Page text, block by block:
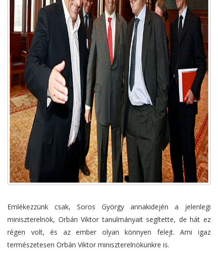
Emlékezzünk csak, Soros György annakidején a jelenlegi
miniszterelnök, Orbán Viktor tanulmányait segítette, de hát ez
régen volt, és az ember olyan könnyen felejt. Ami igaz
természetesen Orbán Viktor miniszterelnökünkre is.